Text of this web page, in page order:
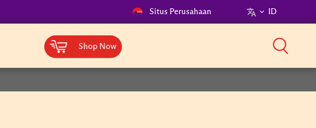
Situs Perusahaan ID
Shop Now